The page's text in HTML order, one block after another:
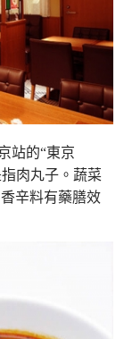
站的“東京
指肉丸子。蔬菜
辛料有藥膳效